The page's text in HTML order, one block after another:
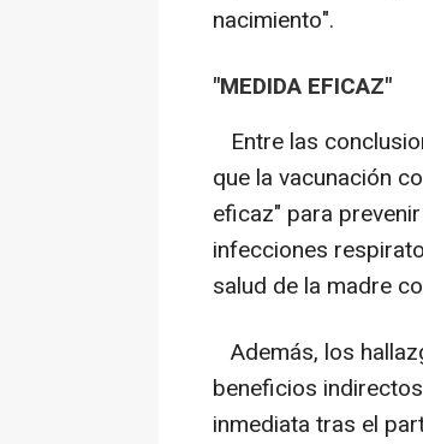
nacimiento".
"MEDIDA EFICAZ"
Entre las
que la vacunación
eficaz" para
infecciones
salud de la madre
Además, los
beneficios
inmediata tras el